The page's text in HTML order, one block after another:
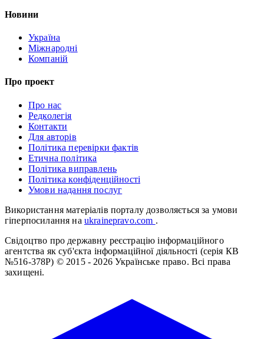
Новини
Україна
Міжнародні
Компаній
Про проект
Про нас
Редколегія
Контакти
Для авторів
Політика перевірки фактів
Етична політика
Політика виправлень
Політика конфіденційності
Умови надання послуг
Використання матеріалів порталу дозволяється за умови
гіперпосилання на ukrainepravo.com .
Свідоцтво про державну реєстрацію інформаційного
агентства як суб'єкта інформаційної діяльності (серія КВ
№516-378Р) © 2015 - 2026 Українське право. Всі права
захищені.